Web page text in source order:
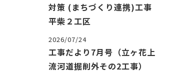
対策 (まちづくり連携)工事
平柴２工区
2026/07/24
工事だより7月号（立ヶ花上
流河道掘削外その2工事）